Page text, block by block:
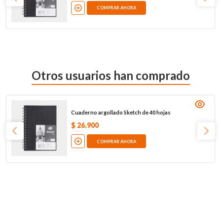
COMPRAR AHORA
Otros usuarios han comprado
Cuaderno argollado Sketch de 40 hojas
$ 26.900
COMPRAR AHORA